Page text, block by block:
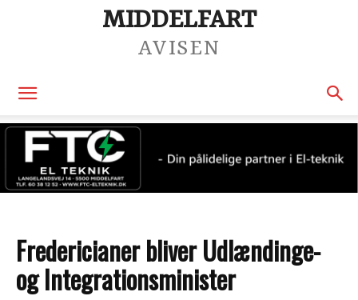
MIDDELFART
AVISEN
Fredericianer bliver Udlændinge-
og Integrationsminister